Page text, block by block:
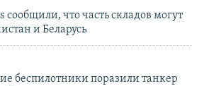
что часть складов могут
и Беларусь
беспилотники поразили танкер